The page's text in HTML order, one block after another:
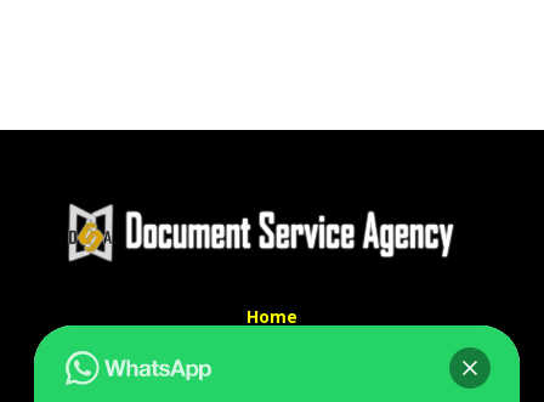
Home